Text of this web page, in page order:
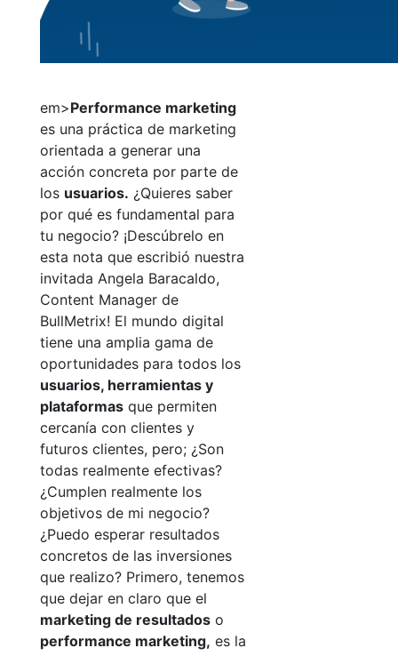
em>Performance marketing
es una práctica de marketing
orientada a generar una
acción concreta por parte de
los usuarios. ¿Quieres saber
por qué es fundamental para
tu negocio? ¡Descúbrelo en
esta nota que escribió nuestra
invitada Angela Baracaldo,
Content Manager de
BullMetrix! El mundo digital
tiene una amplia gama de
oportunidades para todos los
usuarios, herramientas y
plataformas que permiten
cercanía con clientes y
futuros clientes, pero; ¿Son
todas realmente efectivas?
¿Cumplen realmente los
objetivos de mi negocio?
¿Puedo esperar resultados
concretos de las inversiones
que realizo? Primero, tenemos
que dejar en claro que el
marketing de resultados o
performance marketing, es la